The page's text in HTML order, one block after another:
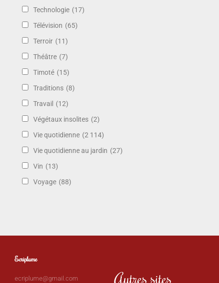
Technologie (17)
Télévision (65)
Terroir (11)
Théâtre (7)
Timoté (15)
Traditions (8)
Travail (12)
Végétaux insolites (2)
Vie quotidienne (2 114)
Vie quotidienne au jardin (27)
Vin (13)
Voyage (88)
Ecriplume
ecriplume@gmail.com Autres sites